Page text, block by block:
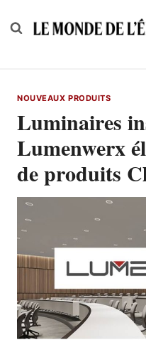
to
NOUVEAUX PRODUITS
Luminaires
Lumenwerx
de produits